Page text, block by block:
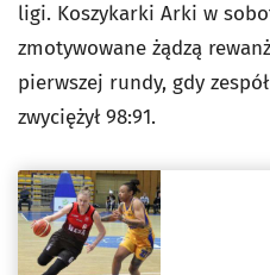
ligi. Koszykarki Arki w
zmotywowane żądzą
pierwszej rundy, gdy
zwyciężył 98:91.